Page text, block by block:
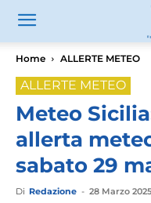
Home ALLERTE METEO
ALLERTE METEO
Meteo
allerta
sabato 29
Di Redazione - 28 Marzo 2025